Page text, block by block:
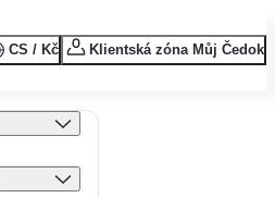
CS / Kč Klientská zóna Můj Čedok